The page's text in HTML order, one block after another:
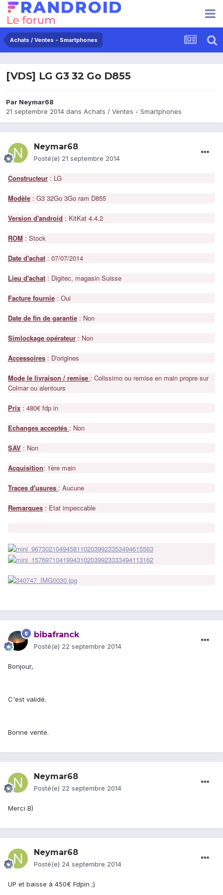
Achats / Ventes - Smartphones
[VDS] LG G3 32 Go D855
Par Neymar68
21 septembre 2014 dans Achats / Ventes - Smartphones
Neymar68
Posté(e) 21 septembre 2014
Constructeur : LG
Modèle : G3 32Go 3Go ram D855
Version d'android : KitKat 4.4.2
ROM : Stock
Date d'achat : 07/07/2014
Lieu d'achat : Digitec, magasin Suisse
Facture fournie : Oui
Date de fin de garantie : Non
Simlockage opérateur : Non
Accessoires : D'origines
Mode le livraison / remise : Colissimo ou remise en main propre sur
Colmar ou alentours
Prix : 480€ fdp in
Echanges acceptés : Non
SAV : Non
Acquisition: 1ère main
Traces d'usures : Aucune
Remarques : Etat impeccable
bibafranck
Posté(e) 22 septembre 2014
Bonjour,
C'est validé.
Bonne vente.
Neymar68
Posté(e) 22 septembre 2014
Merci B)
Neymar68
Posté(e) 24 septembre 2014
UP et baisse à 450€ Fdpin ;)